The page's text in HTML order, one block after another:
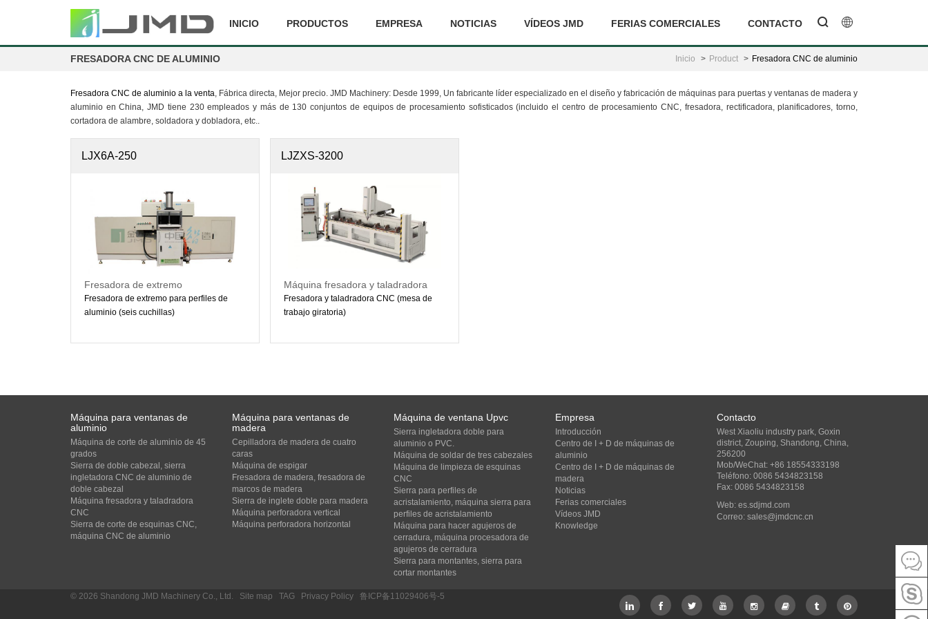
INICIO PRODUCTOS EMPRESA NOTICIAS VÍDEOS JMD FERIAS COMERCIALES CONTACTO
FRESADORA CNC DE ALUMINIO Inicio Product Fresadora CNC de aluminio
Fresadora CNC de aluminio a la venta, Fábrica directa, Mejor precio. JMD Machinery: Desde 1999, Un fabricante líder especializado en el diseño y fabricación de máquinas para puertas y ventanas de madera y
aluminio en China, JMD tiene 230 empleados y más de 130 conjuntos de equipos de procesamiento sofisticados (incluido el centro de procesamiento CNC, fresadora, rectificadora, planificadores, torno,
cortadora de alambre, soldadora y dobladora, etc..
LJX6A-250
Fresadora de extremo
Fresadora de extremo para perfiles de
aluminio (seis cuchillas)
LJZXS-3200
Máquina fresadora y taladradora
CNC
Fresadora y taladradora CNC (mesa de
trabajo giratoria)
Máquina para ventanas de
aluminio
Máquina de corte de aluminio de 45
grados
Sierra de doble cabezal, sierra
ingletadora CNC de aluminio de
doble cabezal
Máquina fresadora y taladradora
CNC
Sierra de corte de esquinas CNC,
máquina CNC de aluminio
Máquina para ventanas de
madera
Cepilladora de madera de cuatro
caras
Máquina de espigar
Fresadora de madera, fresadora de
marcos de madera
Sierra de inglete doble para madera
Máquina perforadora vertical
Máquina perforadora horizontal
Máquina de ventana Upvc
Sierra ingletadora doble para
aluminio o PVC.
Máquina de soldar de tres cabezales
Máquina de limpieza de esquinas
CNC
Sierra para perfiles de
acristalamiento, máquina sierra para
perfiles de acristalamiento
Máquina para hacer agujeros de
cerradura, máquina procesadora de
agujeros de cerradura
Sierra para montantes, sierra para
cortar montantes
Empresa
Introducción
Centro de I + D de máquinas de
aluminio
Centro de I + D de máquinas de
madera
Noticias
Ferias comerciales
Vídeos JMD
Knowledge
Contacto
West Xiaoliu industry park, Goxin
district, Zouping, Shandong, China,
256200
Mob/WeChat: +86 18554333198
Teléfono: 0086 5434823158
Fax: 0086 5434823158
Web: es.sdjmd.com
Correo: sales@jmdcnc.cn
© 2026 Shandong JMD Machinery Co., Ltd. Site map TAG Privacy Policy 鲁ICP备11029406号-5